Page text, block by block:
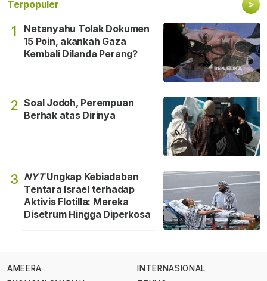
Terpopuler >
1
Netanyahu Tolak Dokumen
15 Poin, akankah Gaza
Kembali Dilanda Perang?
2 Soal Jodoh, Perempuan
Berhak atas Dirinya
3 NYTUngkap Kebiadaban
Tentara Israel terhadap
Aktivis Flotilla: Mereka
Disetrum Hingga Diperkosa
AMEERA
INTERNASIONAL